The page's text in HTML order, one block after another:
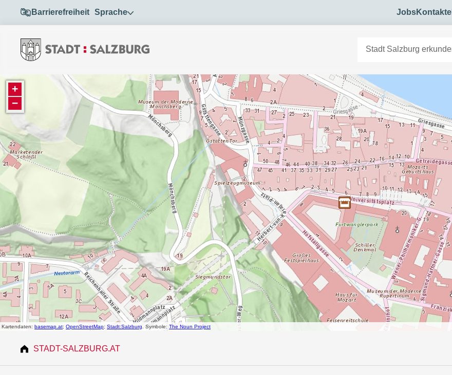
Barrierefreiheit Sprache JobsKontakte
STADT-SALZBURG.AT